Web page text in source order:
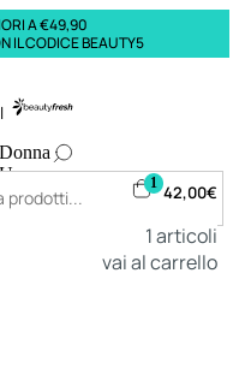
A €49,90
IL CODICE BEAUTY5
Donna
1 42,00€
1articoli
vai al carrello